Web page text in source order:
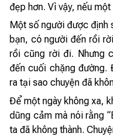
đẹp hơn. Vì vậy, nếu
Một số người được định
bạn, có người đến rồi
rồi cũng rời đi. Nhưng
đến cuối chặng đường.
ra tại sao chuyện đã
Để một ngày không xa,
dũng cảm mà nói rằng
ta đã không thành.